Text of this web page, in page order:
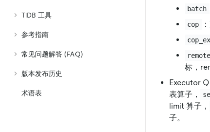
TiDB 工具
参考指南
常见问题解答 (FAQ)
版本发布历史
术语表
batch
cop
标，
Executor
表算子，
limit 算子，
子。